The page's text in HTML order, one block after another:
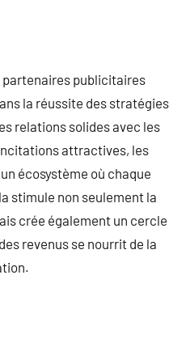
partenaires publicitaires
la réussite des stratégies
relations solides avec les
attractives, les
écosystème où chaque
stimule non seulement la
crée également un cercle
revenus se nourrit de la